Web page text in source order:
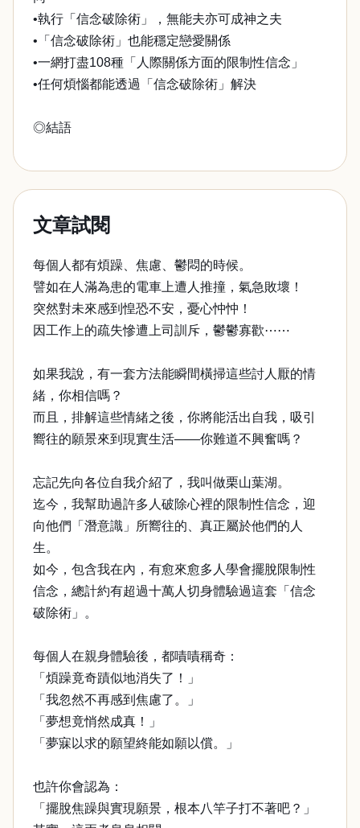
•執行「信念破除術」，無能夫亦可成神之夫
•「信念破除術」也能穩定戀愛關係
•一網打盡108種「人際關係方面的限制性信念」
•任何煩惱都能透過「信念破除術」解決
◎結語
文章試閱
每個人都有煩躁、焦慮、鬱悶的時候。
譬如在人滿為患的電車上遭人推撞，氣急敗壞！
突然對未來感到惶恐不安，憂心忡忡！
因工作上的疏失慘遭上司訓斥，鬱鬱寡歡⋯⋯
如果我說，有一套方法能瞬間橫掃這些討人厭的情
緒，你相信嗎？
而且，排解這些情緒之後，你將能活出自我，吸引
嚮往的願景來到現實生活——你難道不興奮嗎？
忘記先向各位自我介紹了，我叫做栗山葉湖。
迄今，我幫助過許多人破除心裡的限制性信念，迎
向他們「潛意識」所嚮往的、真正屬於他們的人
生。
如今，包含我在內，有愈來愈多人學會擺脫限制性
信念，總計約有超過十萬人切身體驗過這套「信念
破除術」。
每個人在親身體驗後，都嘖嘖稱奇：
「煩躁竟奇蹟似地消失了！」
「我忽然不再感到焦慮了。」
「夢想竟悄然成真！」
「夢寐以求的願望終能如願以償。」
也許你會認為：
「擺脫焦躁與實現願景，根本八竿子打不著吧？」